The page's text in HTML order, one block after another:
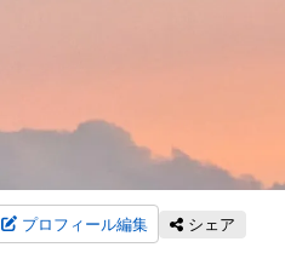
プロフィール編集 シェア